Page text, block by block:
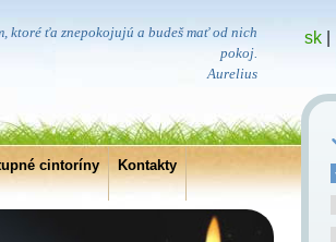
ktoré ťa znepokojujú a budeš mať od nich
pokoj.
Aurelius
cintoríny Kontakty
sk|